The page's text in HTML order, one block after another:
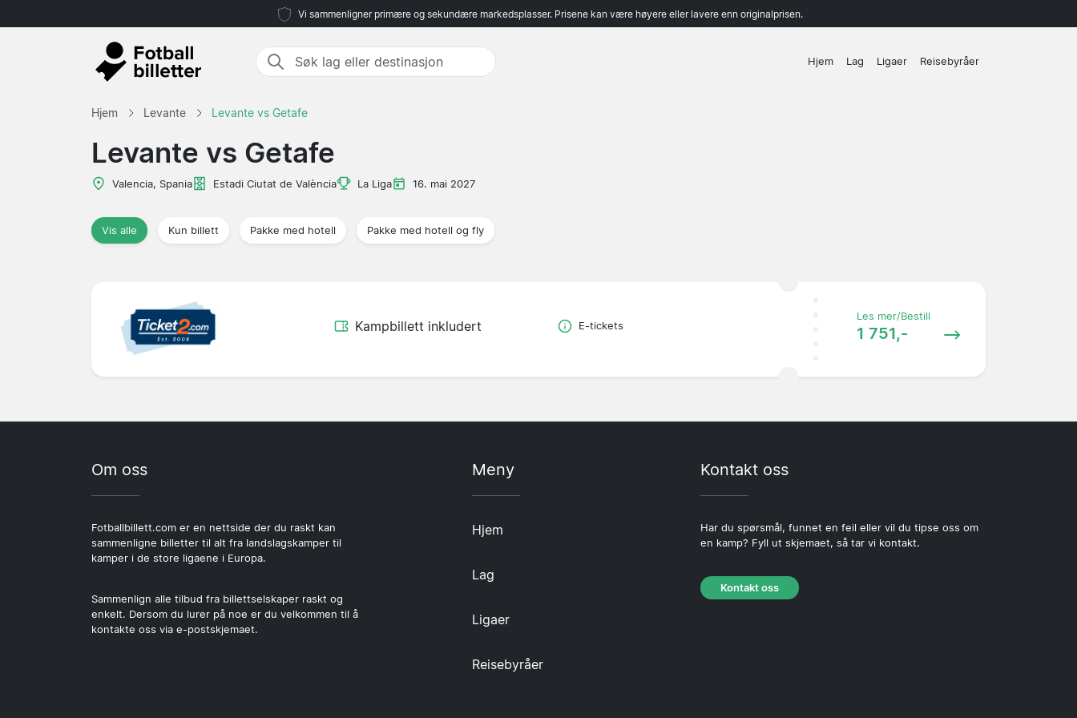
Vi sammenligner primære og sekundære markedsplasser. Prisene kan være høyere eller lavere enn originalprisen.
Hjem Lag Ligaer Reisebyråer
Hjem Levante Levante vs Getafe
Levante vs Getafe
Valencia, Spania Estadi Ciutat de València La Liga 16. mai 2027
Vis alle Kun billett Pakke med hotell Pakke med hotell og fly
Kampbillett inkludert E-tickets
Les mer/Bestill
1 751,-
Om oss
Fotballbillett.com er en nettside der du raskt kan
sammenligne billetter til alt fra landslagskamper til
kamper i de store ligaene i Europa.
Sammenlign alle tilbud fra billettselskaper raskt og
enkelt. Dersom du lurer på noe er du velkommen til å
kontakte oss via e-postskjemaet.
Meny
Hjem
Lag
Ligaer
Reisebyråer
Kontakt oss
Har du spørsmål, funnet en feil eller vil du tipse oss om
en kamp? Fyll ut skjemaet, så tar vi kontakt.
Kontakt oss